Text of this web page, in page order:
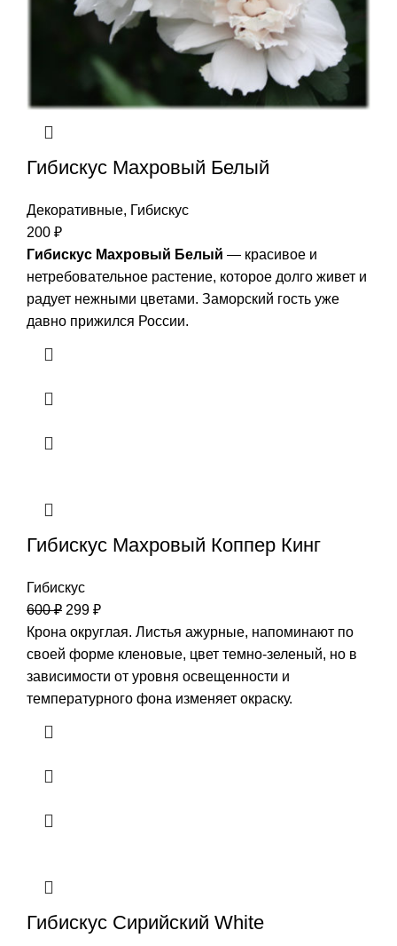
Гибискус Махровый Белый
Декоративные, Гибискус
200 ₽
Гибискус Махровый Белый — красивое и
нетребовательное растение, которое долго живет и
радует нежными цветами. Заморский гость уже
давно прижился России.
Гибискус Махровый Коппер Кинг
Гибискус
600₽ 299 ₽
Крона округлая. Листья ажурные, напоминают по
своей форме кленовые, цвет темно-зеленый, но в
зависимости от уровня освещенности и
температурного фона изменяет окраску.
Гибискус Сирийский White